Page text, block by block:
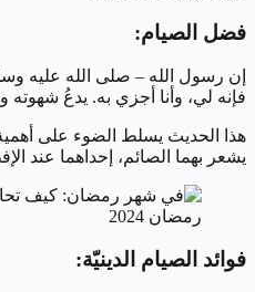
فضل الصيام:
إن رسول الله – صلى الله عليه
فإنه لي، وأنا أجزي به. يدعُ
هذا الحديث يسلط الضوء على
يشعر بهما الصائم، إحداهما عند
رمضان 2024
فوائد الصيام الدينيّة: